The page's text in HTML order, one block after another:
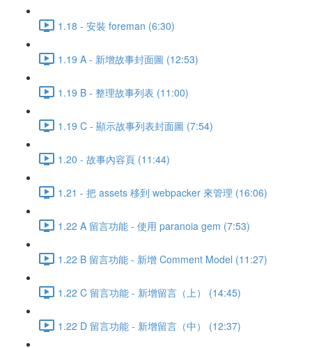
1.18 - 安裝 foreman (6:30)
1.19 A - 新增故事封面圖 (12:53)
1.19 B - 整理故事列表 (11:00)
1.19 C - 顯示故事列表封面圖 (7:54)
1.20 - 故事內容頁 (11:44)
1.21 - 把 assets 移到 webpacker 來管理 (16:06)
1.22 A 留言功能 - 使用 paranoia gem (7:53)
1.22 B 留言功能 - 新增 Comment Model (11:27)
1.22 C 留言功能 - 新增留言（上） (14:45)
1.22 D 留言功能 - 新增留言（中） (12:37)